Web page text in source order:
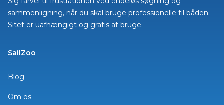
sammenligning, når du skal bruge professionelle til båden.
Sitet er uafhængigt og gratis at bruge.
SailZoo
Blog
Om os